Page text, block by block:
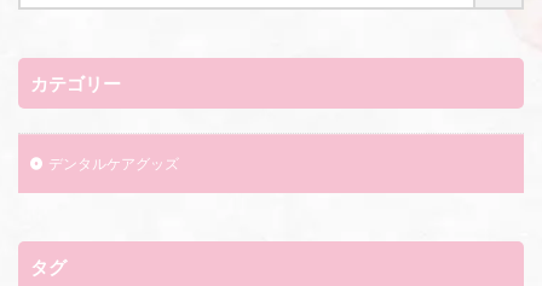
カテゴリー
デンタルケアグッズ
タグ